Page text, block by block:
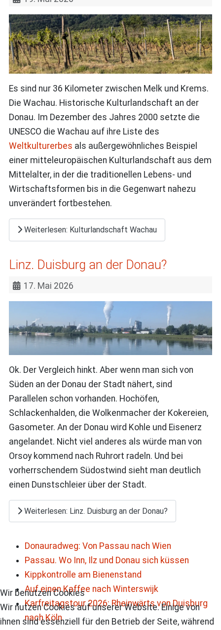
Es sind nur 36 Kilometer zwischen Melk und Krems.
Die Wachau. Historische Kulturlandschaft an der
Donau. Im Dezember des Jahres 2000 setzte die
UNESCO die Wachau auf ihre Liste des
Weltkulturerbes als außergewöhnliches Beispiel
einer mitteleuropäischen Kulturlandschaft aus dem
Mittelalter, in der die traditionellen Lebens- und
Wirtschaftsformen bis in die Gegenwart nahezu
unverändert fortbestehen.
Weiterlesen: Kulturlandschaft Wachau
Linz. Duisburg an der Donau?
17. Mai 2026
Ok. Der Vergleich hinkt. Aber wenn man sich von
Süden an der Donau der Stadt nähert, sind
Parallelen schon vorhanden. Hochöfen,
Schlackenhalden, die Wolkenmacher der Kokereien,
Gasometer. An der Donau wird Kohle und Eisenerz
angelandet. Nicht viel anderes als würde man von
Orsoy kommend nach Ruhrort radeln. Und bei
vorherrschendem Südostwind sieht man deutlich
einen Dunstschleier über der Stadt.
Weiterlesen: Linz. Duisburg an der Donau?
Donauradweg: Von Passau nach Wien
Passau. Wo Inn, Ilz und Donau sich küssen
Kippkontrolle am Bienenstand
Auf einen Kaffee nach Winterswijk
Karfreitagstour 2026: Rheinwärts von Duisburg
nach Köln
Wir benutzen Cookies
Wir nutzen Cookies auf unserer Website. Einige von
ihnen sind essenziell für den Betrieb der Seite, während